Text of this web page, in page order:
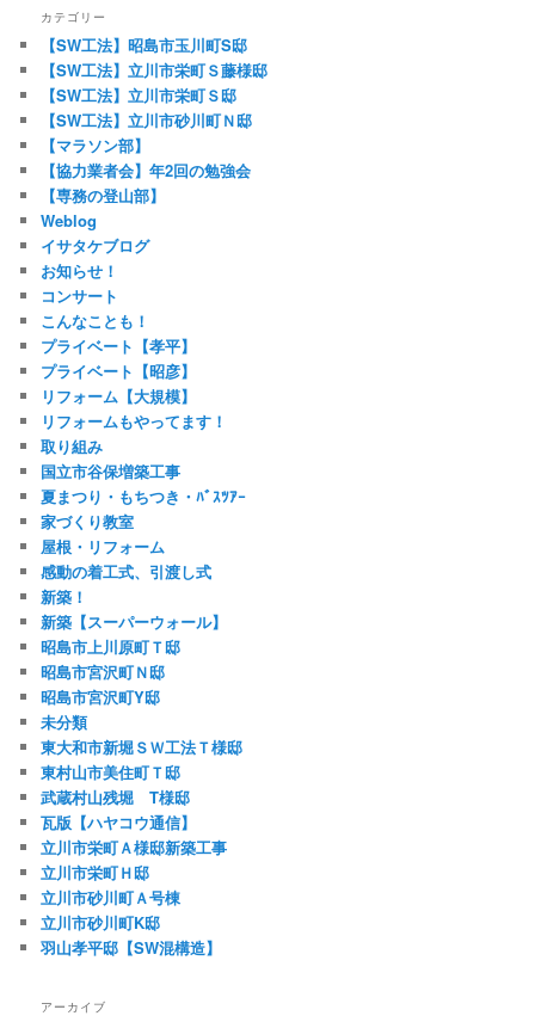
カテゴリー
【SW工法】昭島市玉川町S邸
【SW工法】立川市栄町Ｓ藤様邸
【SW工法】立川市栄町Ｓ邸
【SW工法】立川市砂川町Ｎ邸
【マラソン部】
【協力業者会】年2回の勉強会
【専務の登山部】
Weblog
イサタケブログ
お知らせ！
コンサート
こんなことも！
プライベート【孝平】
プライベート【昭彦】
リフォーム【大規模】
リフォームもやってます！
取り組み
国立市谷保増築工事
夏まつり・もちつき・ﾊﾞｽﾂｱｰ
家づくり教室
屋根・リフォーム
感動の着工式、引渡し式
新築！
新築【スーパーウォール】
昭島市上川原町Ｔ邸
昭島市宮沢町Ｎ邸
昭島市宮沢町Y邸
未分類
東大和市新堀ＳＷ工法Ｔ様邸
東村山市美住町Ｔ邸
武蔵村山残堀 T様邸
瓦版【ハヤコウ通信】
立川市栄町Ａ様邸新築工事
立川市栄町Ｈ邸
立川市砂川町Ａ号棟
立川市砂川町K邸
羽山孝平邸【SW混構造】
アーカイブ